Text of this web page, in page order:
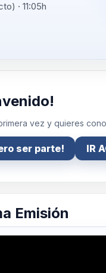
· 11:05h
vez y quieres
ser parte! IR
Emisión